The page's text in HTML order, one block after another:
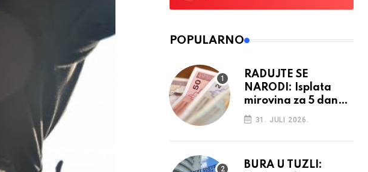
POPULARNO
RADUJTE SE
NARODI: Isplata
mirovina za 5 dana,
retroaktivna
povećanja
31. JULI 2026.
BURA U TUZLI: